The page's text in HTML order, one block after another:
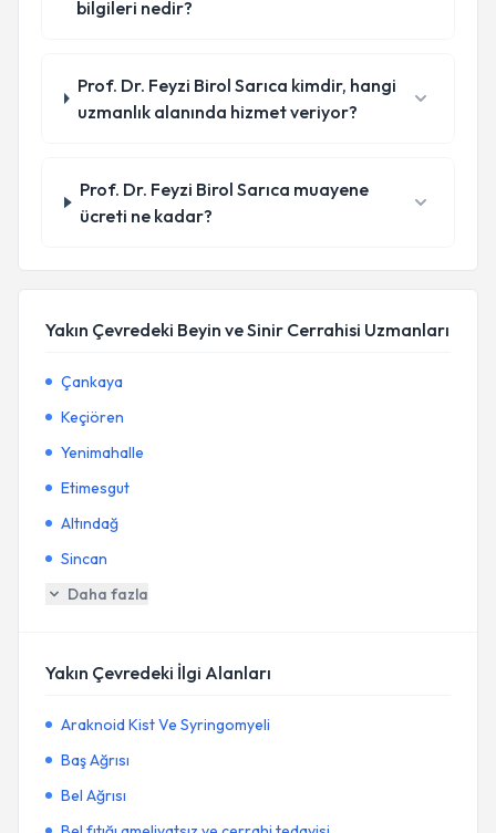
bilgileri nedir?
Prof. Dr. Feyzi Birol Sarıca kimdir, hangi
uzmanlık alanında hizmet veriyor?
Prof. Dr. Feyzi Birol Sarıca muayene
ücreti ne kadar?
Yakın Çevredeki Beyin ve Sinir Cerrahisi Uzmanları
Çankaya
Keçiören
Yenimahalle
Etimesgut
Altındağ
Sincan
Daha fazla
Yakın Çevredeki İlgi Alanları
Araknoid Kist Ve Syringomyeli
Baş Ağrısı
Bel Ağrısı